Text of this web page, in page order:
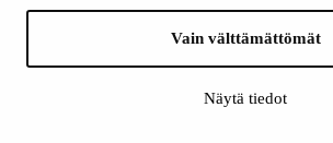
Vain välttämättömät
Näytä tiedot